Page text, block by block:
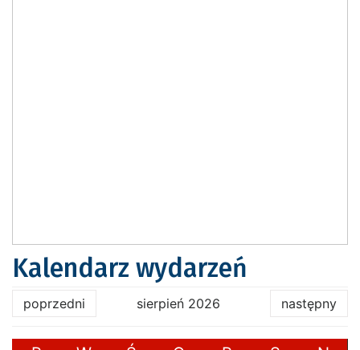
Kalendarz wydarzeń
poprzedni sierpień 2026 następny